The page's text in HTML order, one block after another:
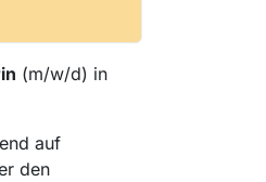
(m/w/d) in
auf
den